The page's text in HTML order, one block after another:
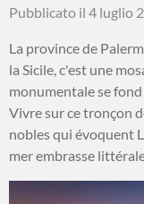
Pubblicato il 4 luglio
La province de
la Sicile, c'est une
monumentale se fond
Vivre sur ce tronçon
nobles qui évoquent
mer embrasse